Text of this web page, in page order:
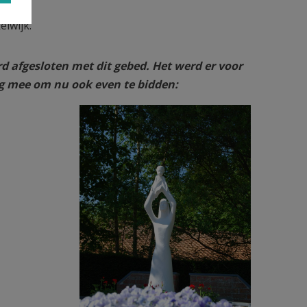
afgesloten met dit gebed. Het werd er voor
mee om nu ook even te bidden: